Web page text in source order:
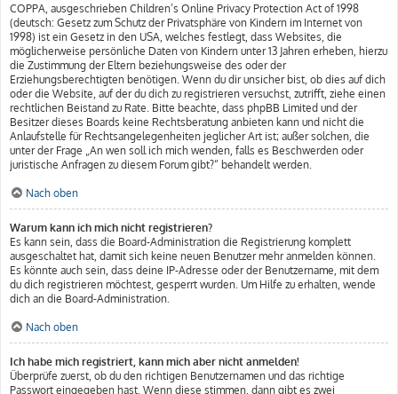
COPPA, ausgeschrieben Children’s Online Privacy Protection Act of 1998
(deutsch: Gesetz zum Schutz der Privatsphäre von Kindern im Internet von
1998) ist ein Gesetz in den USA, welches festlegt, dass Websites, die
möglicherweise persönliche Daten von Kindern unter 13 Jahren erheben, hierzu
die Zustimmung der Eltern beziehungsweise des oder der
Erziehungsberechtigten benötigen. Wenn du dir unsicher bist, ob dies auf dich
oder die Website, auf der du dich zu registrieren versuchst, zutrifft, ziehe einen
rechtlichen Beistand zu Rate. Bitte beachte, dass phpBB Limited und der
Besitzer dieses Boards keine Rechtsberatung anbieten kann und nicht die
Anlaufstelle für Rechtsangelegenheiten jeglicher Art ist; außer solchen, die
unter der Frage „An wen soll ich mich wenden, falls es Beschwerden oder
juristische Anfragen zu diesem Forum gibt?“ behandelt werden.
Nach oben
Warum kann ich mich nicht registrieren?
Es kann sein, dass die Board-Administration die Registrierung komplett
ausgeschaltet hat, damit sich keine neuen Benutzer mehr anmelden können.
Es könnte auch sein, dass deine IP-Adresse oder der Benutzername, mit dem
du dich registrieren möchtest, gesperrt wurden. Um Hilfe zu erhalten, wende
dich an die Board-Administration.
Nach oben
Ich habe mich registriert, kann mich aber nicht anmelden!
Überprüfe zuerst, ob du den richtigen Benutzernamen und das richtige
Passwort eingegeben hast. Wenn diese stimmen, dann gibt es zwei